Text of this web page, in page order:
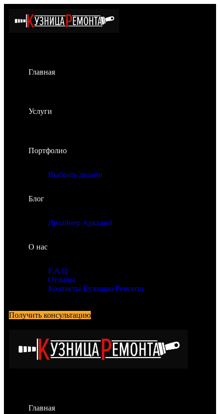
Главная
Услуги
Портфолио
Выбрать дизайн
Блог
Дизайнер Аркадий
О нас
F.A.Q
Отзывы
Контакты Кузницы Ремонта
Получить консультацию
Главная